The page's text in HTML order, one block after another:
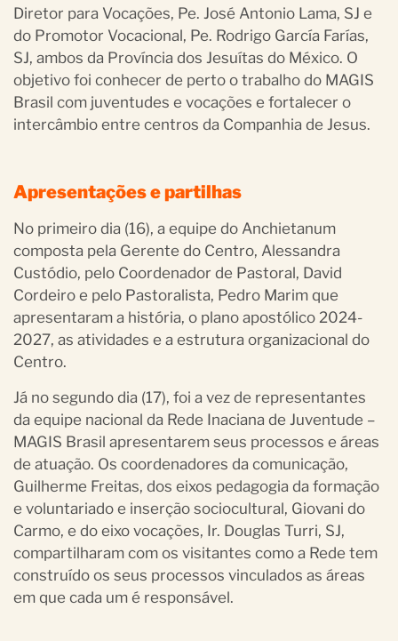
Diretor para Vocações, Pe. José Antonio Lama, SJ e
do Promotor Vocacional, Pe. Rodrigo García Farías,
SJ, ambos da Província dos Jesuítas do México. O
objetivo foi conhecer de perto o trabalho do MAGIS
Brasil com juventudes e vocações e fortalecer o
intercâmbio entre centros da Companhia de Jesus.
Apresentações e partilhas
No primeiro dia (16), a equipe do Anchietanum
composta pela Gerente do Centro, Alessandra
Custódio, pelo Coordenador de Pastoral, David
Cordeiro e pelo Pastoralista, Pedro Marim que
apresentaram a história, o plano apostólico 2024-
2027, as atividades e a estrutura organizacional do
Centro.
Já no segundo dia (17), foi a vez de representantes
da equipe nacional da Rede Inaciana de Juventude –
MAGIS Brasil apresentarem seus processos e áreas
de atuação. Os coordenadores da comunicação,
Guilherme Freitas, dos eixos pedagogia da formação
e voluntariado e inserção sociocultural, Giovani do
Carmo, e do eixo vocações, Ir. Douglas Turri, SJ,
compartilharam com os visitantes como a Rede tem
construído os seus processos vinculados as áreas
em que cada um é responsável.